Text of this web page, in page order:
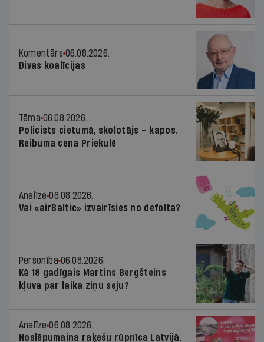
Komentārs 06.08.2026.
Divas koalīcijas
Tēma 06.08.2026.
Policists cietumā, skolotājs – kapos.
Reibuma cena Priekulē
Analīze 06.08.2026.
Vai «airBaltic» izvairīsies no defolta?
Personība 06.08.2026.
Kā 18 gadīgais Martins Bergšteins
kļuva par laika ziņu seju?
Analīze 06.08.2026.
Noslēpumaina raķešu rūpnīca Latvijā.